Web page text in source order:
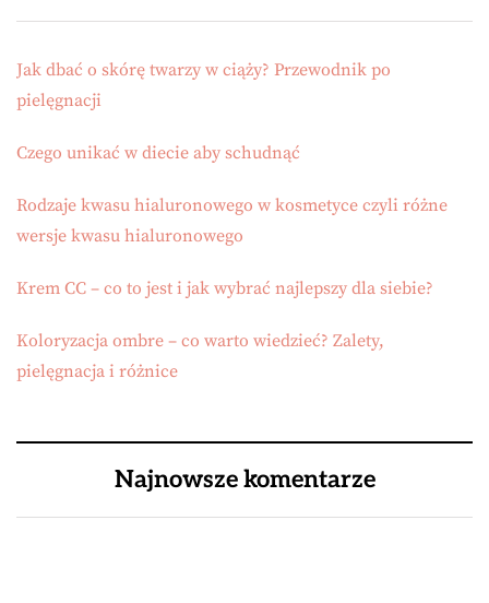
Jak dbać o skórę twarzy w ciąży? Przewodnik po
pielęgnacji
Czego unikać w diecie aby schudnąć
Rodzaje kwasu hialuronowego w kosmetyce czyli różne
wersje kwasu hialuronowego
Krem CC – co to jest i jak wybrać najlepszy dla siebie?
Koloryzacja ombre – co warto wiedzieć? Zalety,
pielęgnacja i różnice
Najnowsze komentarze